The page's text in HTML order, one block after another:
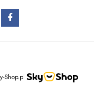
Shop.pl